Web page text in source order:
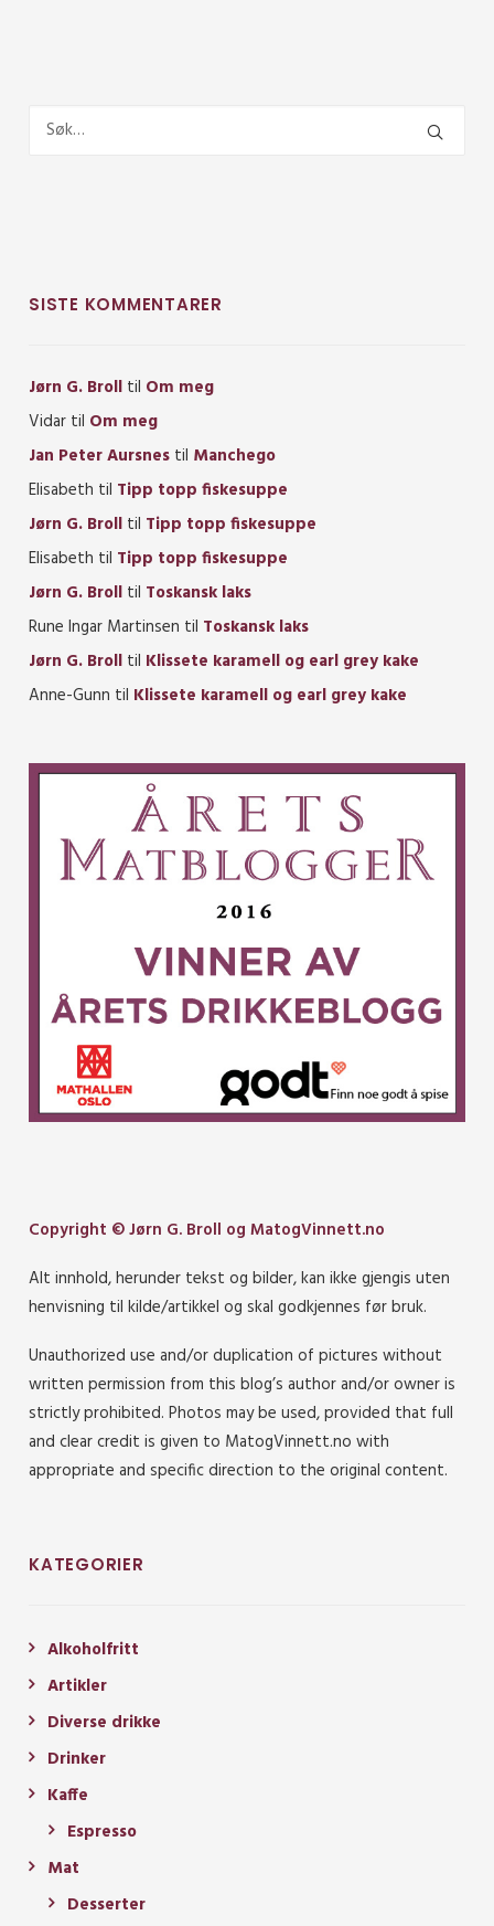
SISTE KOMMENTARER
Jørn G. Broll til Om meg
Vidar til Om meg
Jan Peter Aursnes til Manchego
Elisabeth til Tipp topp fiskesuppe
Jørn G. Broll til Tipp topp fiskesuppe
Elisabeth til Tipp topp fiskesuppe
Jørn G. Broll til Toskansk laks
Rune Ingar Martinsen til Toskansk laks
Jørn G. Broll til Klissete karamell og earl grey kake
Anne-Gunn til Klissete karamell og earl grey kake
Copyright © Jørn G. Broll og MatogVinnett.no
Alt innhold, herunder tekst og bilder, kan ikke gjengis uten
henvisning til kilde/artikkel og skal godkjennes før bruk.
Unauthorized use and/or duplication of pictures without
written permission from this blog’s author and/or owner is
strictly prohibited. Photos may be used, provided that full
and clear credit is given to MatogVinnett.no with
appropriate and specific direction to the original content.
KATEGORIER
Alkoholfritt
Artikler
Diverse drikke
Drinker
Kaffe
Espresso
Mat
Desserter